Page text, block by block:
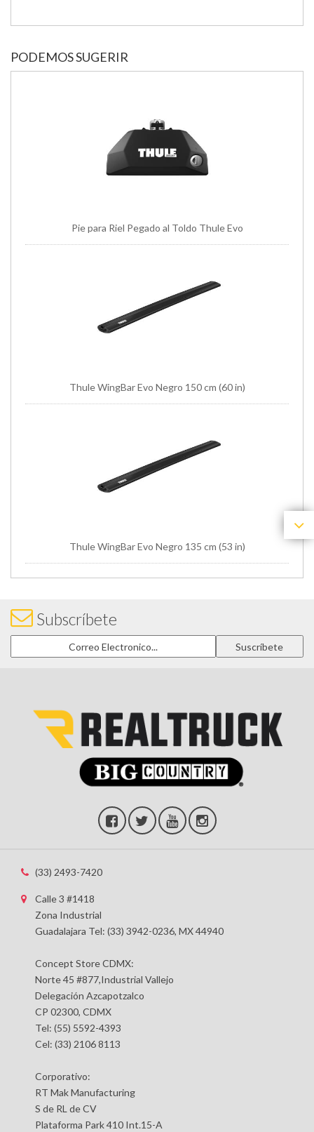
PODEMOS SUGERIR
Pie para Riel Pegado al Toldo Thule Evo
Thule WingBar Evo Negro 150 cm (60 in)
Thule WingBar Evo Negro 135 cm (53 in)
Subscríbete
(33) 2493-7420
Calle 3 #1418
Zona Industrial
Guadalajara Tel: (33) 3942-0236, MX 44940
Concept Store CDMX:
Norte 45 #877,Industrial Vallejo
Delegación Azcapotzalco
CP 02300, CDMX
Tel: (55) 5592-4393
Cel: (33) 2106 8113
Corporativo:
RT Mak Manufacturing
S de RL de CV
Plataforma Park 410 Int.15-A